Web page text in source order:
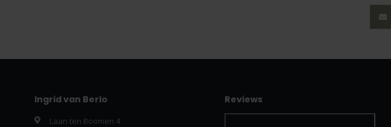
Ingrid van Berlo
Laan ten Boomen 4
Reviews